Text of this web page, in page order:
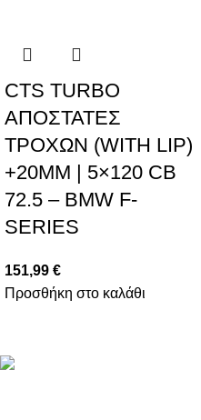
CTS TURBO
ΑΠΟΣΤΑΤΕΣ
ΤΡΟΧΩΝ (WITH LIP)
+20MM | 5×120 CB
72.5 – BMW F-
SERIES
151,99 €
Προσθήκη στο καλάθι